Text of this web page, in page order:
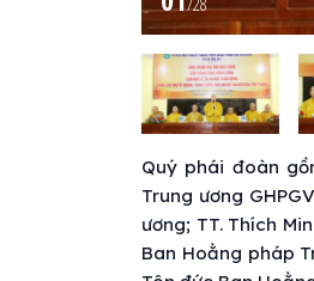
Quý phái đoàn
Trung ương
ương; TT. Thích
Ban Hoằng pháp